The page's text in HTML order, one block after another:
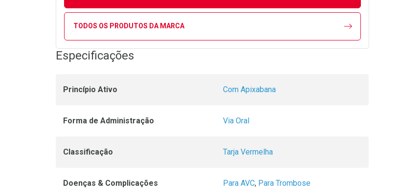
TODOS OS PRODUTOS DA MARCA
Especificações
Princípio Ativo Com Apixabana
Forma de Administração Via Oral
Classificação Tarja Vermelha
Doenças & Complicações Para AVC, Para Trombose